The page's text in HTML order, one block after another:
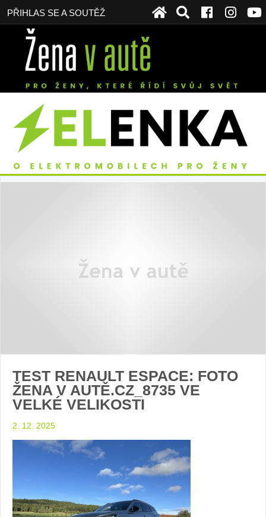
PŘIHLAS SE A SOUTĚŽ
TEST RENAULT ESPACE: FOTO
ŽENA V AUTĚ.CZ_8735 VE
VELKÉ VELIKOSTI
2. 12. 2025